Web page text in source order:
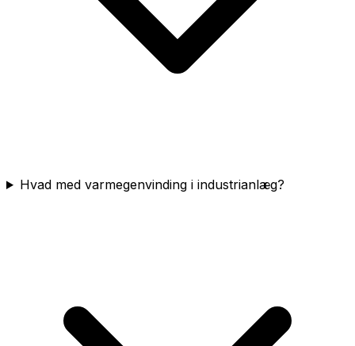
Hvad med varmegenvinding i industrianlæg?